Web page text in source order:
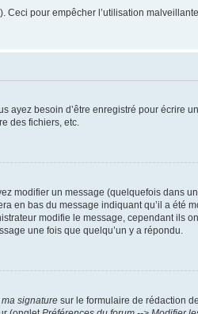
Ceci pour empêcher l’utilisation
ayez besoin d’être enregistré pour écrire
des fichiers, etc.
modifier un message (quelquefois dans
en bas du message indiquant qu’il a été
modifie le message, cependant ils
une fois que quelqu’un y a répondu.
signature sur le formulaire de rédaction